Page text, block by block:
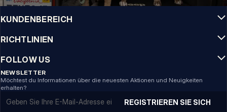
KUNDENBEREICH
RICHTLINIEN
FOLLOW US
NEWSLETTER
Möchtest du Informationen über die neuesten Aktionen und Neuigkeiten
erhalten?
REGISTRIEREN SIE SICH